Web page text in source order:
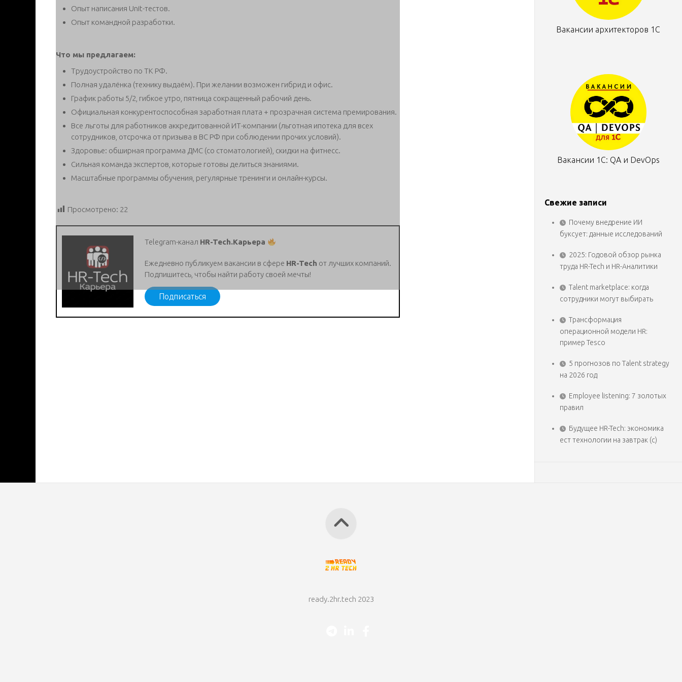
Опыт написания Unit-тестов.
Опыт командной разработки.
Что мы предлагаем:
Трудоустройство по ТК РФ.
Полная удалёнка (технику выдаём). При желании возможен гибрид и офис.
График работы 5/2, гибкое утро, пятница сокращенный рабочий день.
Официальная конкурентоспособная заработная плата + прозрачная система премирования.
Все льготы для работников аккредитованной ИТ-компании (льготная ипотека для всех
сотрудников, отсрочка от призыва в ВС РФ при соблюдении прочих условий).
Здоровье: обширная программа ДМС (со стоматологией), скидки на фитнесс.
Сильная команда экспертов, которые готовы делиться знаниями.
Масштабные программы обучения, регулярные тренинги и онлайн-курсы.
Просмотрено: 22
Telegram-канал HR-Tech.Карьера
Ежедневно публикуем вакансии в сфере HR-Tech от лучших компаний.
Подпишитесь, чтобы найти работу своей мечты!
Подписаться
Вакансии архитекторов 1С
Вакансии 1С: QA и DevOps
Свежие записи
Почему внедрение ИИ
буксует: данные исследований
2025: Годовой обзор рынка
труда HR-Tech и HR-Аналитики
Talent marketplace: когда
сотрудники могут выбирать
Трансформация
операционной модели HR:
пример Tesco
5 прогнозов по Talent strategy
на 2026 год
Employee listening: 7 золотых
правил
Будущее HR-Tech: экономика
ест технологии на завтрак (с)
ready.2hr.tech 2023